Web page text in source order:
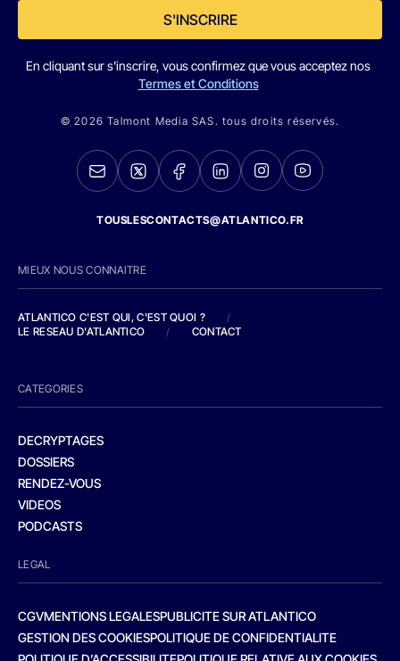
S'INSCRIRE
En cliquant sur s'inscrire, vous confirmez que vous acceptez nos
Termes et Conditions
© 2026 Talmont Media SAS. tous droits réservés.
TOUSLESCONTACTS@ATLANTICO.FR
MIEUX NOUS CONNAITRE
ATLANTICO C'EST QUI, C'EST QUOI ?
/
LE RESEAU D'ATLANTICO
/ CONTACT
CATEGORIES
DECRYPTAGES
DOSSIERS
RENDEZ-VOUS
VIDEOS
PODCASTS
LEGAL
CGVMENTIONS LEGALESPUBLICITE SUR ATLANTICO
GESTION DES COOKIESPOLITIQUE DE CONFIDENTIALITE